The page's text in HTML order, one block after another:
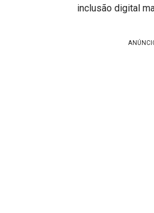
inclusão digital